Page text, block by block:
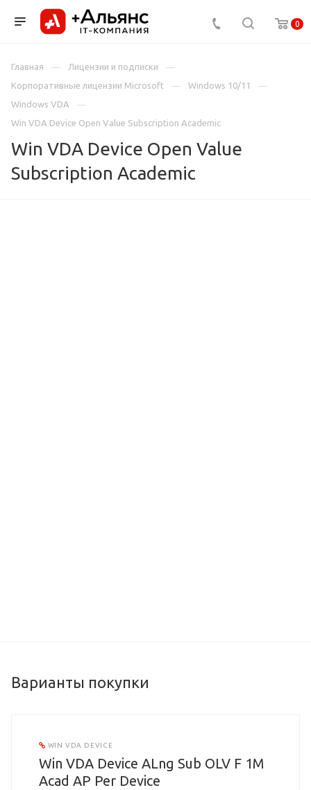
0
Главная
Лицензии и подписки
Корпоративные лицензии Microsoft
Windows 10/11
Windows VDA
Win VDA Device Open Value Subscription Academic
Win VDA Device Open Value
Subscription Academic
Варианты покупки
WIN VDA DEVICE
Win VDA Device ALng Sub OLV F 1M
Acad AP Per Device